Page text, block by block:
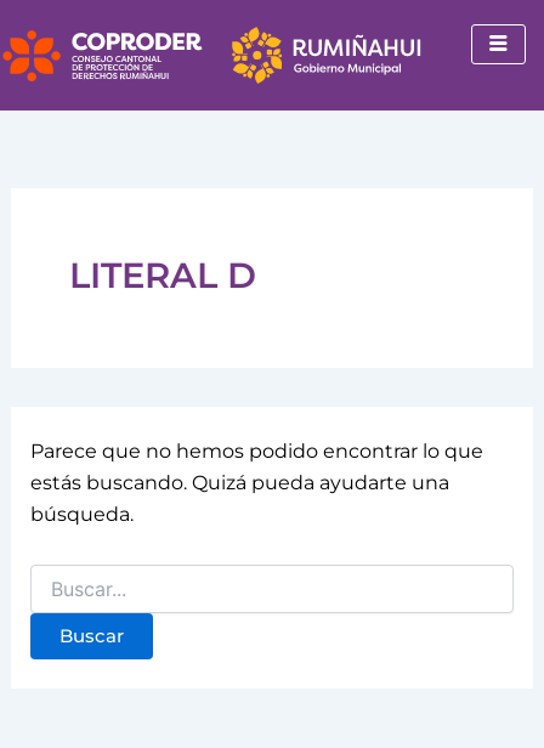
al
contenido
LITERAL D
Parece que no hemos podido encontrar lo que
estás buscando. Quizá pueda ayudarte una
búsqueda.
por: